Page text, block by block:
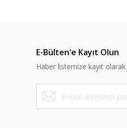
E-Bülten'e Kayıt Olun
Haber listemize kayıt